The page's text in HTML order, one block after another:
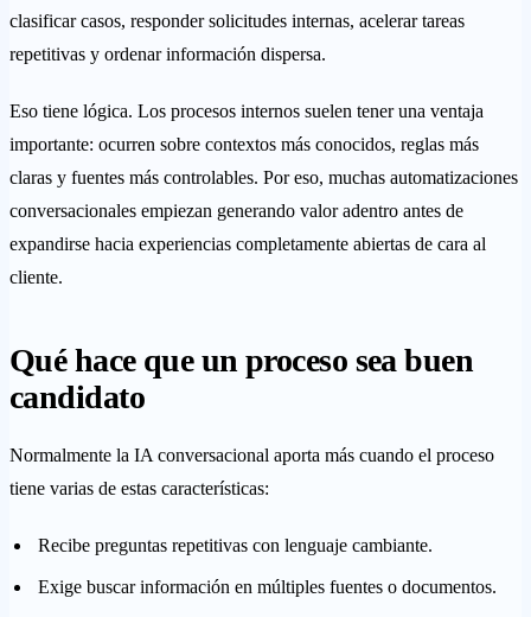
clasificar casos, responder solicitudes internas, acelerar tareas
repetitivas y ordenar información dispersa.
Eso tiene lógica. Los procesos internos suelen tener una ventaja
importante: ocurren sobre contextos más conocidos, reglas más
claras y fuentes más controlables. Por eso, muchas automatizaciones
conversacionales empiezan generando valor adentro antes de
expandirse hacia experiencias completamente abiertas de cara al
cliente.
Qué hace que un proceso sea buen
candidato
Normalmente la IA conversacional aporta más cuando el proceso
tiene varias de estas características:
Recibe preguntas repetitivas con lenguaje cambiante.
Exige buscar información en múltiples fuentes o documentos.